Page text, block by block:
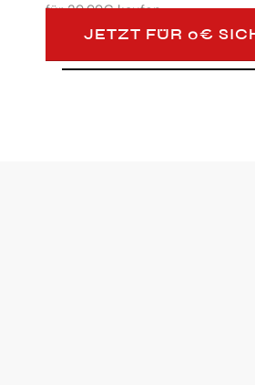
für29,99€ kaufen
JETZT FÜR 0€